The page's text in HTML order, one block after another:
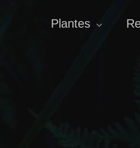
Plantes